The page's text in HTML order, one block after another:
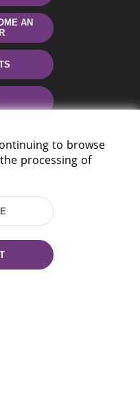
AN
to browse
processing of